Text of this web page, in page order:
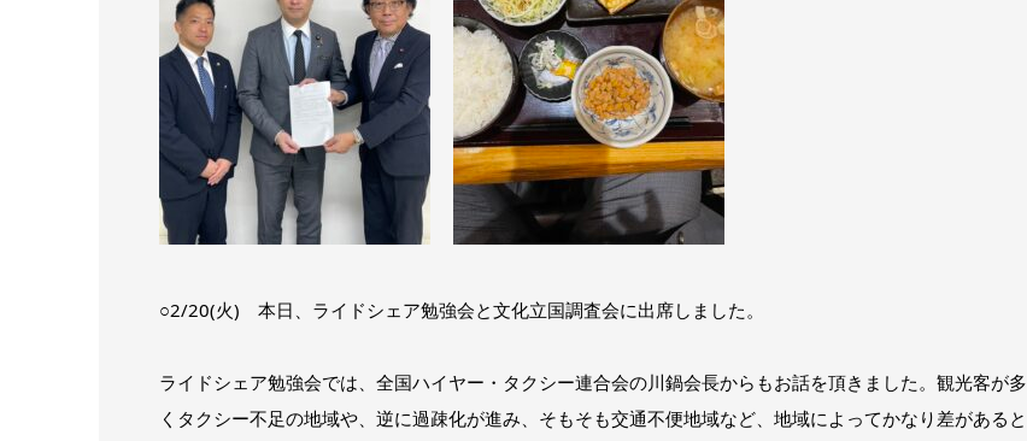
○2/20(火) 本日、ライドシェア勉強会と文化立国調査会に出席しました。
ライドシェア勉強会では、全国ハイヤー・タクシー連合会の川鍋会長からもお話を頂きました。観光客が多
くタクシー不足の地域や、逆に過疎化が進み、そもそも交通不便地域など、地域によってかなり差があると